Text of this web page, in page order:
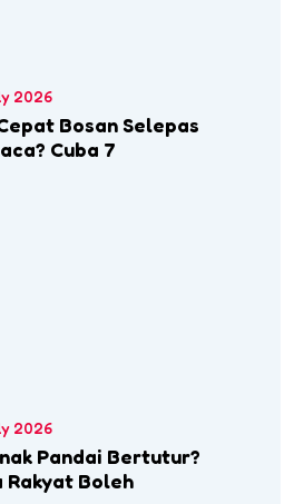
2026
Bosan Selepas
Cuba 7
2026
Pandai Bertutur?
Rakyat Boleh